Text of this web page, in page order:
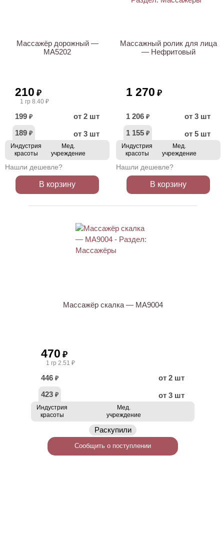
Массажёр дорожный —
МА5202
210 ₽
1 гр 8.40 ₽
199 ₽
от 2 шт
189 ₽ от 3 шт
Индустрия
красоты
Мед.
учреждение
Нашли дешевле?
В корзину
Массажный ролик для лица
— Нефритовый
1 270 ₽
1 206 ₽
от 3 шт
1 155 ₽ от 5 шт
Индустрия
красоты
Мед.
учреждение
Нашли дешевле?
В корзину
Массажёр скалка — МА9004
470 ₽
1 гр 2.51 ₽
446 ₽
от 2 шт
423 ₽ от 3 шт
Индустрия
красоты
Мед.
учреждение
Раскупили
Сообщить о поступлении